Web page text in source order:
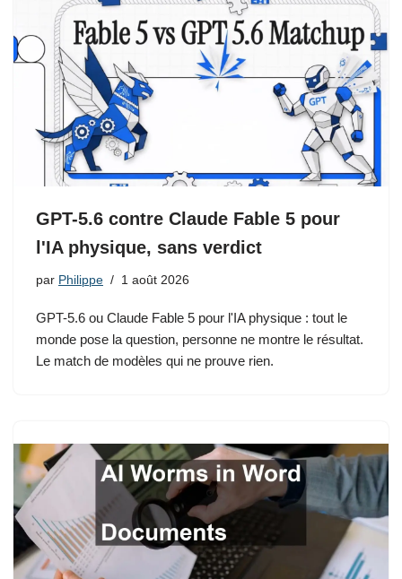
GPT-5.6 contre Claude Fable 5 pour
l'IA physique, sans verdict
par Philippe 1 août 2026
GPT-5.6 ou Claude Fable 5 pour l'IA physique : tout le
monde pose la question, personne ne montre le résultat.
Le match de modèles qui ne prouve rien.